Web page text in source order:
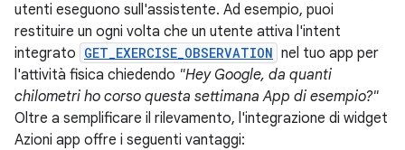
utenti eseguono sull'assistente. Ad esempio, puoi
restituire un ogni volta che un utente attiva l'intent
integrato GET_EXERCISE_OBSERVATION nel tuo app per
l'attività fisica chiedendo "Hey Google, da quanti
chilometri ho corso questa settimana App di esempio?"
Oltre a semplificare il rilevamento, l'integrazione di widget
Azioni app offre i seguenti vantaggi: